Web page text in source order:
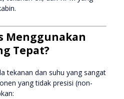
Menggunakan
Tepat?
tekanan dan suhu yang sangat
yang tidak presisi (non-